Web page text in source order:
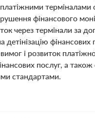
терміналами
фінансового
через термінали за
фінансових
і розвиток
послуг, а
стандартами.